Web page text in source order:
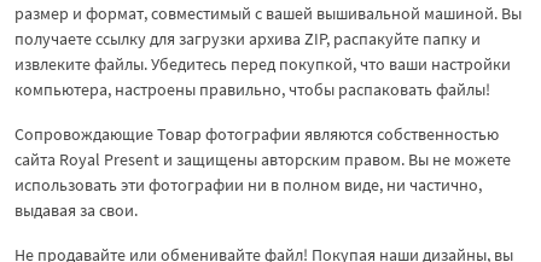
размер и формат, совместимый с вашей вышивальной машиной. Вы
получаете ссылку для загрузки архива ZIP, распакуйте папку и
извлеките файлы. Убедитесь перед покупкой, что ваши настройки
компьютера, настроены правильно, чтобы распаковать файлы!
Сопровождающие Товар фотографии являются собственностью
сайта Royal Present и защищены авторским правом. Вы не можете
использовать эти фотографии ни в полном виде, ни частично,
выдавая за свои.
Не продавайте или обменивайте файл! Покупая наши дизайны, вы